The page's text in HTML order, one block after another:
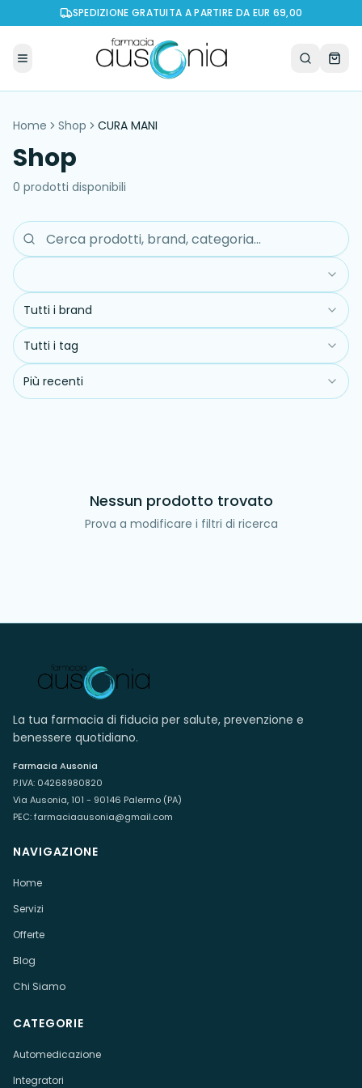
SPEDIZIONE GRATUITA A PARTIRE DA EUR 69,00
Home Shop CURA MANI
Shop
0 prodotti disponibili
Tutti i brand
Tutti i tag
Più recenti
Nessun prodotto trovato
Prova a modificare i filtri di ricerca
La tua farmacia di fiducia per salute, prevenzione e
benessere quotidiano.
Farmacia Ausonia
P.IVA: 04268980820
Via Ausonia, 101 - 90146 Palermo (PA)
PEC:farmaciaausonia@gmail.com
NAVIGAZIONE
Home
Servizi
Offerte
Blog
Chi Siamo
CATEGORIE
Automedicazione
Integratori